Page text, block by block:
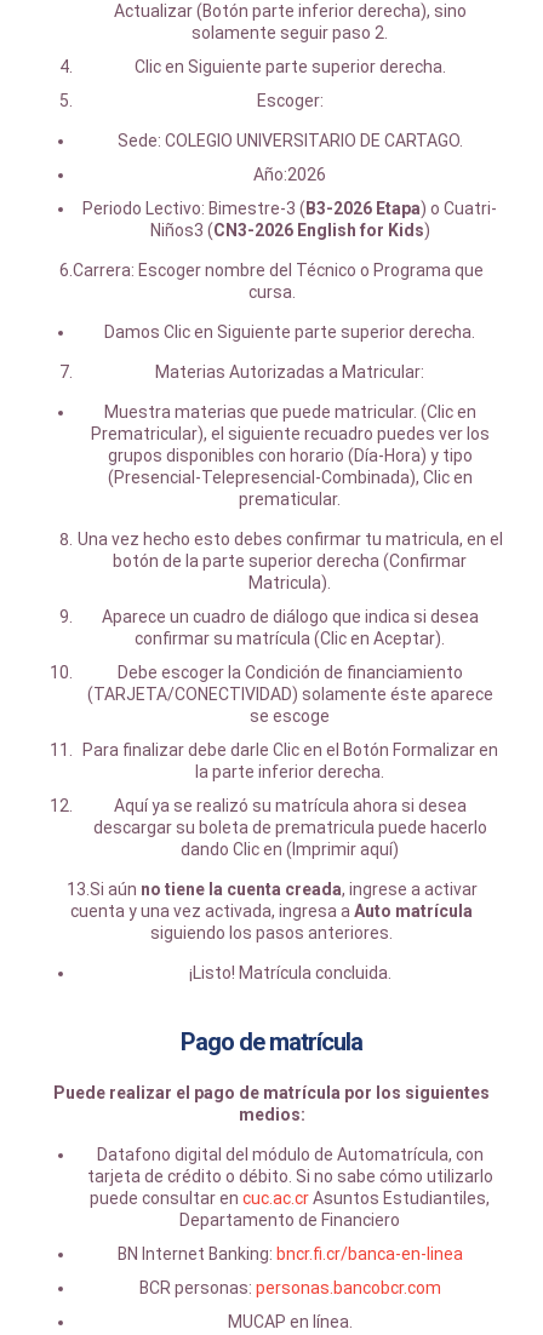
Actualizar (Botón parte inferior derecha), sino
solamente seguir paso 2.
Clic en Siguiente parte superior derecha.
Escoger:
Sede: COLEGIO UNIVERSITARIO DE CARTAGO.
Año:2026
Periodo Lectivo: Bimestre-3 ( B3-2026 Etapa) o Cuatri-
Niños3 (CN3-2026 English for Kids)
6.Carrera: Escoger nombre del Técnico o Programa que
cursa.
Damos Clic en Siguiente parte superior derecha.
Materias Autorizadas a Matricular:
Muestra materias que puede matricular. (Clic en
Prematricular), el siguiente recuadro puedes ver los
grupos disponibles con horario (Día-Hora) y tipo
(Presencial-Telepresencial-Combinada), Clic en
prematicular.
Una vez hecho esto debes confirmar tu matricula, en el
botón de la parte superior derecha (Confirmar
Matricula).
Aparece un cuadro de diálogo que indica si desea
confirmar su matrícula (Clic en Aceptar).
Debe escoger la Condición de financiamiento
(TARJETA/CONECTIVIDAD) solamente éste aparece
se escoge
Para finalizar debe darle Clic en el Botón Formalizar en
la parte inferior derecha.
Aquí ya se realizó su matrícula ahora si desea
descargar su boleta de prematricula puede hacerlo
dando Clic en (Imprimir aquí)
13.Si aún no tiene la cuenta creada, ingrese a activar
cuenta y una vez activada, ingresa a Auto matrícula
siguiendo los pasos anteriores.
¡Listo! Matrícula concluida.
Pago de matrícula
Puede realizar el pago de matrícula por los siguientes
medios:
Datafono digital del módulo de Automatrícula, con
tarjeta de crédito o débito. Si no sabe cómo utilizarlo
puede consultar en cuc.ac.crAsuntos Estudiantiles,
Departamento de Financiero
BN Internet Banking: bncr.fi.cr/banca-en-linea
BCR personas: personas.bancobcr.com
MUCAP en línea.